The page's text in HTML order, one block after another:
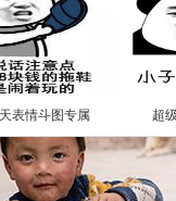
表情斗图专属 超